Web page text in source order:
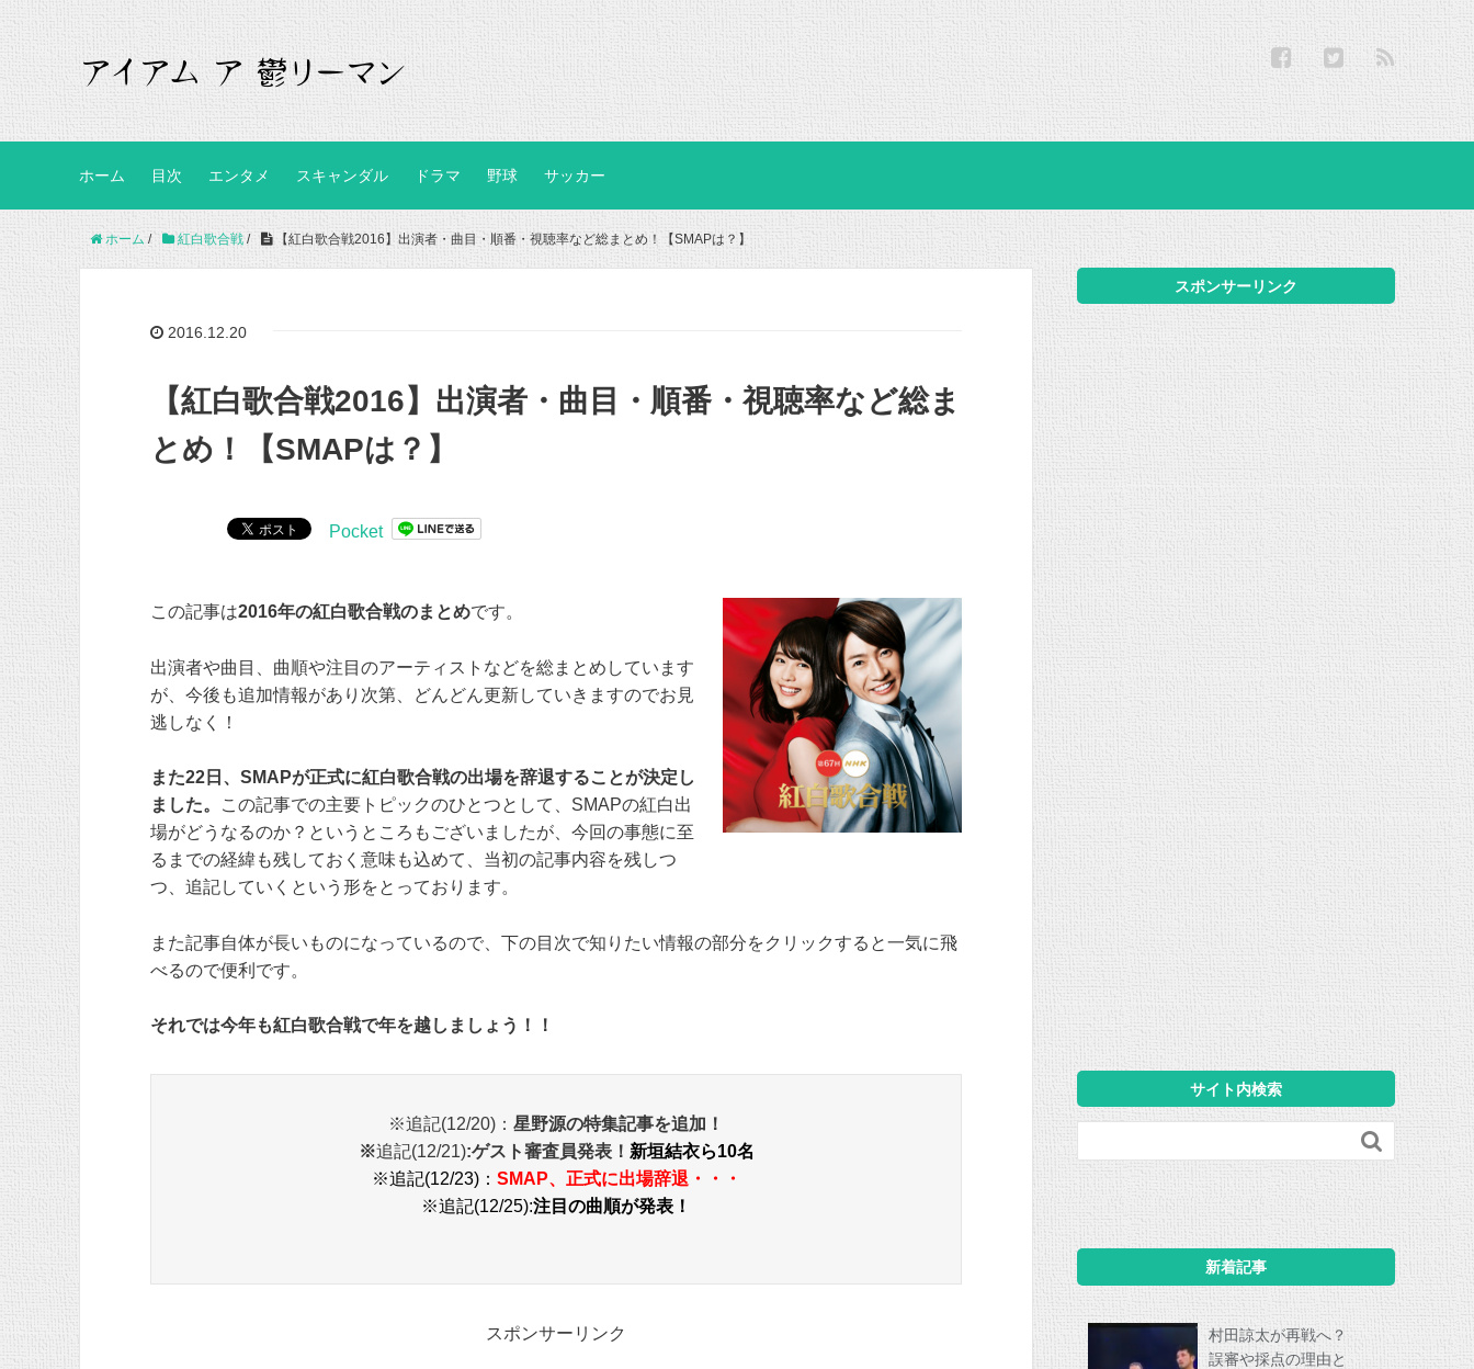
ホーム 目次 エンタメ スキャンダル ドラマ 野球 サッカー
ホーム / 紅白歌合戦 / 【紅白歌合戦2016】出演者・曲目・順番・視聴率など総まとめ！【SMAPは？】
2016.12.20
【紅白歌合戦2016】出演者・曲目・順番・視聴率など総ま
とめ！【SMAPは？】
Pocket
この記事は2016年の紅白歌合戦のまとめです。
出演者や曲目、曲順や注目のアーティストなどを総まとめしています
が、今後も追加情報があり次第、どんどん更新していきますのでお見
逃しなく！
また22日、SMAPが正式に紅白歌合戦の出場を辞退することが決定し
ました。
この記事での主要トピックのひとつとして、SMAPの紅白出
場がどうなるのか？というところもございましたが、今回の事態に至
るまでの経緯も残しておく意味も込めて、当初の記事内容を残しつ
つ、追記していくという形をとっております。
また記事自体が長いものになっているので、下の目次で知りたい情報の部分をクリックすると一気に飛
べるので便利です。
それでは今年も紅白歌合戦で年を越しましょう！！
※追記(12/20)： 星野源の特集記事を追加！
※追記(12/21):ゲスト審査員発表！ 新垣結衣ら10名
※追記(12/23)： SMAP、正式に出場辞退・・・
※追記(12/25):注目の曲順が発表！
スポンサーリンク
スポンサーリンク
サイト内検索

新着記事
村田諒太が再戦へ？
誤審や採点の理由と